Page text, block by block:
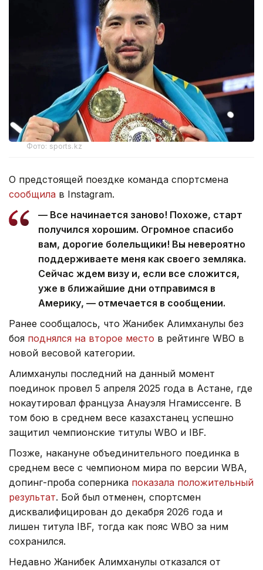
Фото: sports.kz
О предстоящей поездке команда спортсмена
сообщила в Instagram.
— Все начинается заново! Похоже, старт
получился хорошим. Огромное спасибо
вам, дорогие болельщики! Вы невероятно
поддерживаете меня как своего земляка.
Сейчас ждем визу и, если все сложится,
уже в ближайшие дни отправимся в
Америку, — отмечается в сообщении.
Ранее сообщалось, что Жанибек Алимханулы без
боя поднялся на второе место в рейтинге WBO в
новой весовой категории.
Алимханулы последний на данный момент
поединок провел 5 апреля 2025 года в Астане, где
нокаутировал француза Анауэля Нгамиссенге. В
том бою в среднем весе казахстанец успешно
защитил чемпионские титулы WBO и IBF.
Позже, накануне объединительного поединка в
среднем весе с чемпионом мира по версии WBA,
допинг-проба соперника показала положительный
результат. Бой был отменен, спортсмен
дисквалифицирован до декабря 2026 года и
лишен титула IBF, тогда как пояс WBO за ним
сохранился.
Недавно Жанибек Алимханулы отказался от